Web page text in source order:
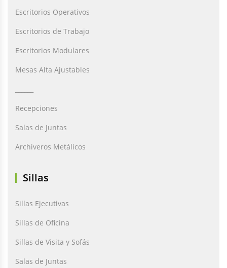
Escritorios Operativos
Escritorios de Trabajo
Escritorios Modulares
Mesas Alta Ajustables
Recepciones
Salas de Juntas
Archiveros Metálicos
Sillas
Sillas Ejecutivas
Sillas de Oficina
Sillas de Visita y Sofás
Salas de Juntas